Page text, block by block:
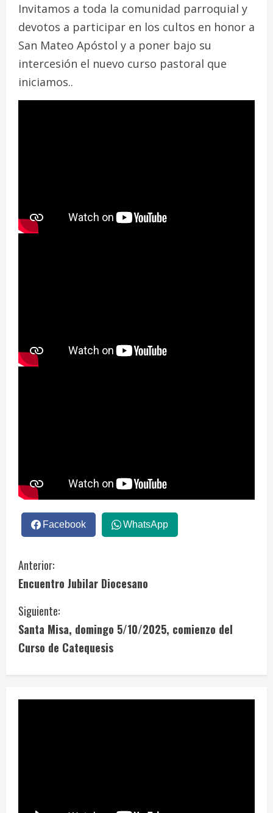
Invitamos a toda la comunidad parroquial y
devotos a participar en los cultos en honor a
San Mateo Apóstol y a poner bajo su
intercesión el nuevo curso pastoral que
iniciamos..
Facebook WhatsApp
S
i
g
u
e
l
Anterior:
Encuentro Jubilar Diocesano
Siguiente:
Santa Misa, domingo 5/10/2025, comienzo del
Curso de Catequesis